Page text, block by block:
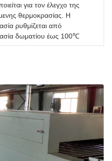
για τον έλεγχο της
θερμοκρασίας. Η
ρυθμίζεται από
δωματίου έως 100℃